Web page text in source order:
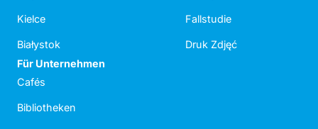
Kielce
Białystok
Fallstudie
Druk Zdjęć
Für Unternehmen
Cafés
Bibliotheken